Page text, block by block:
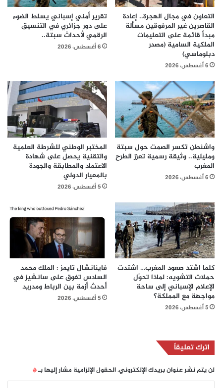
التعاون في مجال الهجرة.. إعادة
القاصرين غير المرفوقين مسألة
مبدأ قائمة على التعليمات
الملكية السامية (مصدر
دبلوماسي)
6 أغسطس، 2026
تقرير أمني إسباني يسلط الضوء
على دور جزائري في التنسيق
الرقمي لأحداث سبتة..
6 أغسطس، 2026
واشنطن تكسر الصمت حول سبتة
ومليلية.. وثيقة رسمية تعزز الطرح
المغرب
6 أغسطس، 2026
المختبر الوطني للشرطة العلمية
والتقنية يحصل على شهادة
الاعتماد والمطابقة والجودة
بالمعيار الدولي
5 أغسطس، 2026
كلما اشتد صعود المغرب… اشتدت
حملات التشويه: لماذا تحوّل
الإعلام الإسباني إلى ساحة
مواجهة مع المملكة؟
5 أغسطس، 2026
فاينانشال تايمز : الملك محمد
السادس تفوق على سانشيز في
أحدث أزمة بين الرباط ومدريد
5 أغسطس، 2026
اترك تعليقاً
لن يتم نشر عنوان بريدك الإلكتروني.الحقول الإلزامية مشار إليها بـ*